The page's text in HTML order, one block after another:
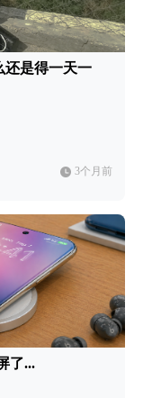
还是得一天一
3个月前
了...